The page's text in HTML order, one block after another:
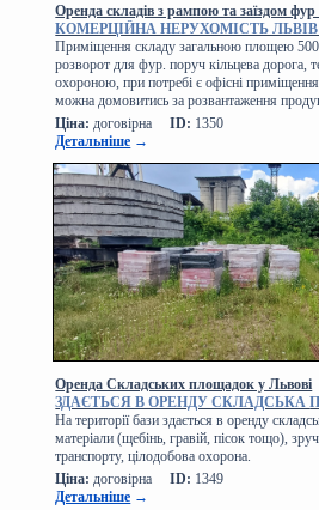
Оренда складів з рампою та заїздом фур
КОМЕРЦІЙНА НЕРУХОМІСТЬ
Приміщення складу загальною площею
розворот для фур. поруч кільцева дорога,
охороною, при потребі є офісні
можна домовитись за розвантаження
Ціна: договірна ID: 1350
Детальніше →
Оренда Складських площадок у Львові
ЗДАЄТЬСЯ В ОРЕНДУ СКЛАДСЬКА
На території бази здається в оренду
матеріали (щебінь, гравій, пісок тощо),
транспорту, цілодобова охорона.
Ціна: договірна ID: 1349
Детальніше →